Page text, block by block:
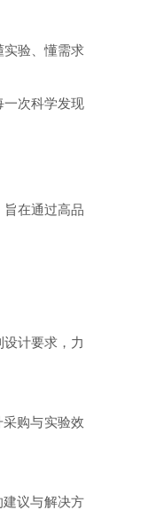
实验、懂需求
一次科学发现
在通过高品
计要求，力
购与实验效
议与解决方